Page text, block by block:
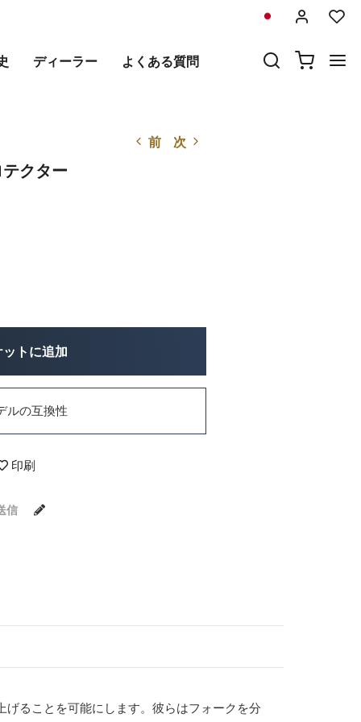
ディーラー よくある質問
前 次
クター
トに追加
ルの互換性
印刷
信
ることを可能にします。彼らはフォークを分